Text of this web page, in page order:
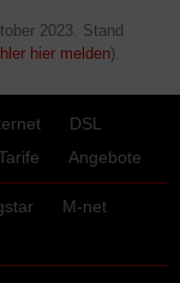
2023 . Stand
hier melden).
DSL
Angebote
M-net